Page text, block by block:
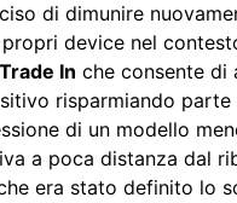
di dimunire
device nel
Trade In che consente di
risparmiando parte
di un modello
a poca distanza dal
era stato definito lo